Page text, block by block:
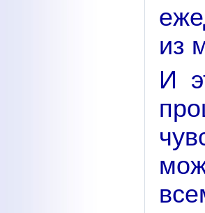
из
И